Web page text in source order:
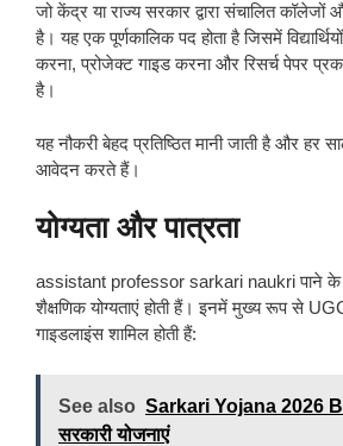
जो केंद्र या राज्य सरकार द्वारा संचालित कॉलेजों
है। यह एक पूर्णकालिक पद होता है जिसमें
करना, प्रोजेक्ट गाइड करना और रिसर्च पेपर
है।
यह नौकरी बेहद प्रतिष्ठित मानी जाती है और हर
आवेदन करते हैं।
योग्यता और पात्रता
assistant professor sarkari naukri पाने
शैक्षणिक योग्यताएं होती हैं। इनमें मुख्य रूप से UGC
गाइडलाइंस शामिल होती हैं:
See also Sarkari Yojana 2026
सरकारी योजनाएं